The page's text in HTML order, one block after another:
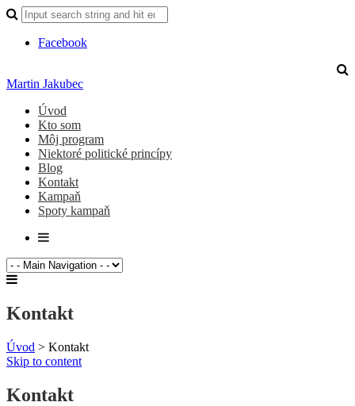
Facebook
Martin Jakubec
Úvod
Kto som
Môj program
Niektoré politické princípy
Blog
Kontakt
Kampaň
Spoty kampaň
Kontakt
Úvod > Kontakt
Skip to content
Kontakt